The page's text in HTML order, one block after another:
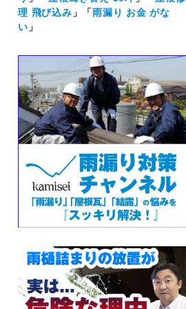
理 飛び込み 」「雨漏り お金 がな
い 」